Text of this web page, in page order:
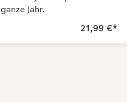
ganze Jahr.
21,99 €*